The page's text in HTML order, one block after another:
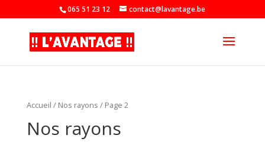
065 51 23 12 contact@lavantage.be
Accueil / Nos rayons / Page 2
Nos rayons